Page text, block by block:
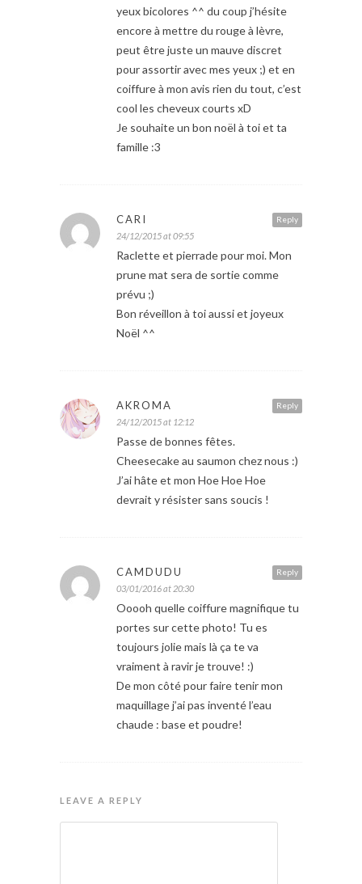
yeux bicolores ^^ du coup j’hésite
encore à mettre du rouge à lèvre,
peut être juste un mauve discret
pour assortir avec mes yeux ;) et en
coiffure à mon avis rien du tout, c’est
cool les cheveux courts xD
Je souhaite un bon noël à toi et ta
famille :3
Reply
CARI
24/12/2015 at 09:55
Raclette et pierrade pour moi. Mon
prune mat sera de sortie comme
prévu ;)
Bon réveillon à toi aussi et joyeux
Noël ^^
Reply
AKROMA
24/12/2015 at 12:12
Passe de bonnes fêtes.
Cheesecake au saumon chez nous :)
J’ai hâte et mon Hoe Hoe Hoe
devrait y résister sans soucis !
Reply
CAMDUDU
03/01/2016 at 20:30
Ooooh quelle coiffure magnifique tu
portes sur cette photo! Tu es
toujours jolie mais là ça te va
vraiment à ravir je trouve! :)
De mon côté pour faire tenir mon
maquillage j’ai pas inventé l’eau
chaude : base et poudre!
LEAVE A REPLY